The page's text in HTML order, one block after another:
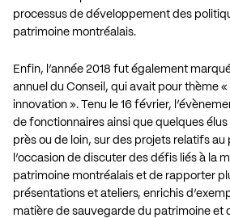
processus de développement des
patrimoine montréalais.
Enfin, l’année 2018 fut également
annuel du Conseil, qui avait pour thème
innovation ». Tenu le 16 février,
de fonctionnaires ainsi que quelques
près ou de loin, sur des projets relatifs au
l’occasion de discuter des défis liés à la
patrimoine montréalais et de rapporter
présentations et ateliers, enrichis
matière de sauvegarde du patrimoine et